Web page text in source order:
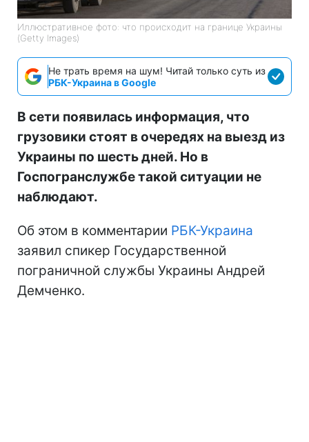
Иллюстративное фото: что происходит на границе Украины
(Getty Images)
Не трать время на шум! Читай только суть из
РБК-Украина в Google
В сети появилась информация, что
грузовики стоят в очередях на выезд из
Украины по шесть дней. Но в
Госпогранслужбе такой ситуации не
наблюдают.
Об этом в комментарии РБК-Украина
заявил спикер Государственной
пограничной службы Украины Андрей
Демченко.